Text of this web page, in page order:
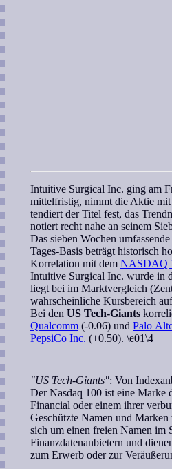
Intuitive Surgical Inc. ging am
mittelfristig, nimmt die Aktie
tendiert der Titel fest, das
notiert recht nahe an seinem
Das sieben Wochen umfassende
Tages-Basis beträgt historisch
Korrelation mit dem NASDAQ
Intuitive Surgical Inc. wurde in
liegt bei im Marktvergleich
wahrscheinliche Kursbereich
Bei den US Tech-Giants
Qualcomm (-0.06) und Palo
PepsiCo Inc. (+0.50). \e01\4
"US Tech-Giants": Von
Der Nasdaq 100 ist eine Marke
Financial oder einem ihrer
Geschützte Namen und
sich um einen freien Namen im
Finanzdatenanbietern und
zum Erwerb oder zur